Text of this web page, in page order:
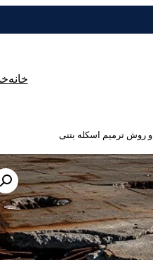
خانه
روش ترمیم اسکله بتنی